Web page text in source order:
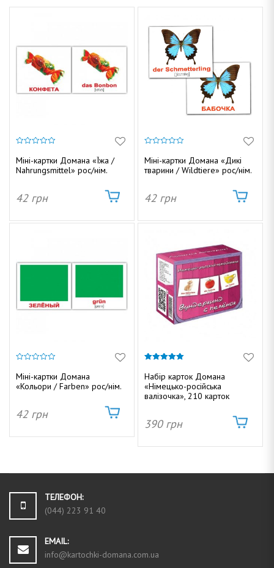
з
5
Міні-картки Домана «Їжа /
Nahrungsmittel» рос/нім.
42 грн
з
5
Міні-картки Домана «Дикі
тварини / Wildtiere» рос/нім.
42 грн
з
5
Міні-картки Домана
«Кольори / Farben» рос/нім.
42 грн
з 5
Набір карток Домана
«Німецько-російська
валізочка», 210 карток
390 грн
ТЕЛЕФОН:
(044) 223 91 40
EMAIL:
info@kartochki-domana.com.ua